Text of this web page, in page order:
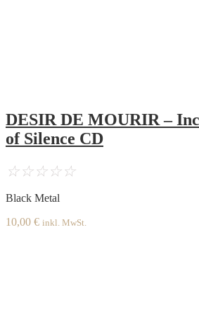
DESIR DE MOURIR –
of Silence CD
☆☆☆☆☆
Black Metal
10,00 € inkl. MwSt.